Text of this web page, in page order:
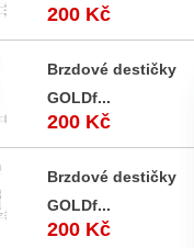
200 Kč
Brzdové destičky
GOLDf...
200 Kč
Brzdové destičky
GOLDf...
200 Kč